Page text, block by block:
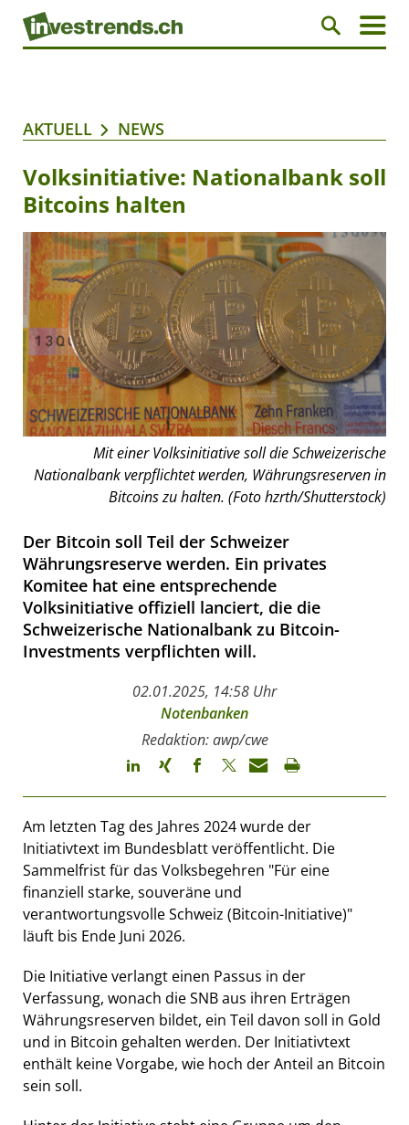
AKTUELL NEWS
Volksinitiative: Nationalbank soll
Bitcoins halten
Mit einer Volksinitiative soll die Schweizerische
Nationalbank verpflichtet werden, Währungsreserven in
Bitcoins zu halten. (Foto hzrth/Shutterstock)
Der Bitcoin soll Teil der Schweizer
Währungsreserve werden. Ein privates
Komitee hat eine entsprechende
Volksinitiative offiziell lanciert, die die
Schweizerische Nationalbank zu Bitcoin-
Investments verpflichten will.
02.01.2025, 14:58 Uhr
Notenbanken
Redaktion: awp/cwe
Am letzten Tag des Jahres 2024 wurde der
Initiativtext im Bundesblatt veröffentlicht. Die
Sammelfrist für das Volksbegehren "Für eine
finanziell starke, souveräne und
verantwortungsvolle Schweiz (Bitcoin-Initiative)"
läuft bis Ende Juni 2026.
Die Initiative verlangt einen Passus in der
Verfassung, wonach die SNB aus ihren Erträgen
Währungsreserven bildet, ein Teil davon soll in Gold
und in Bitcoin gehalten werden. Der Initiativtext
enthält keine Vorgabe, wie hoch der Anteil an Bitcoin
sein soll.